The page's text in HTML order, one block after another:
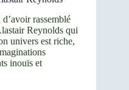
rassemblé
Reynolds qui
univers est riche,
inouïs et